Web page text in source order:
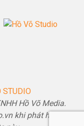
STUDIO
Hồ Võ Media.
khi phát hành